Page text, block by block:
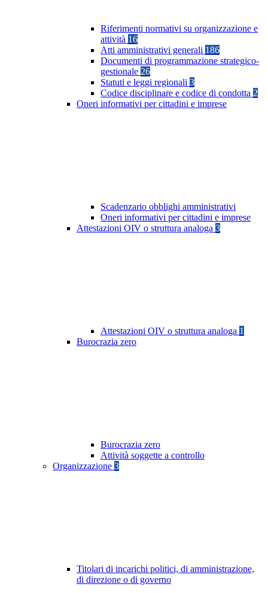
Riferimenti normativi su organizzazione e
attività 16
Atti amministrativi generali 186
Documenti di programmazione strategico-
gestionale 26
Statuti e leggi regionali 3
Codice disciplinare e codice di condotta 2
Oneri informativi per cittadini e imprese
Scadenzario obblighi amministrativi
Oneri informativi per cittadini e imprese
Attestazioni OIV o struttura analoga 3
Attestazioni OIV o struttura analoga 1
Burocrazia zero
Burocrazia zero
Attività soggette a controllo
Organizzazione 3
Titolari di incarichi politici, di amministrazione,
di direzione o di governo